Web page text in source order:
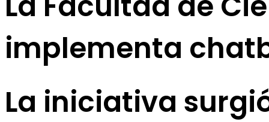
implementa
La iniciativa